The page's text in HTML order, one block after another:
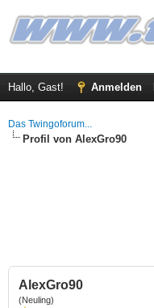
Hallo, Gast! Anmelden
Das Twingoforum...
Profil von AlexGro90
AlexGro90
(Neuling)